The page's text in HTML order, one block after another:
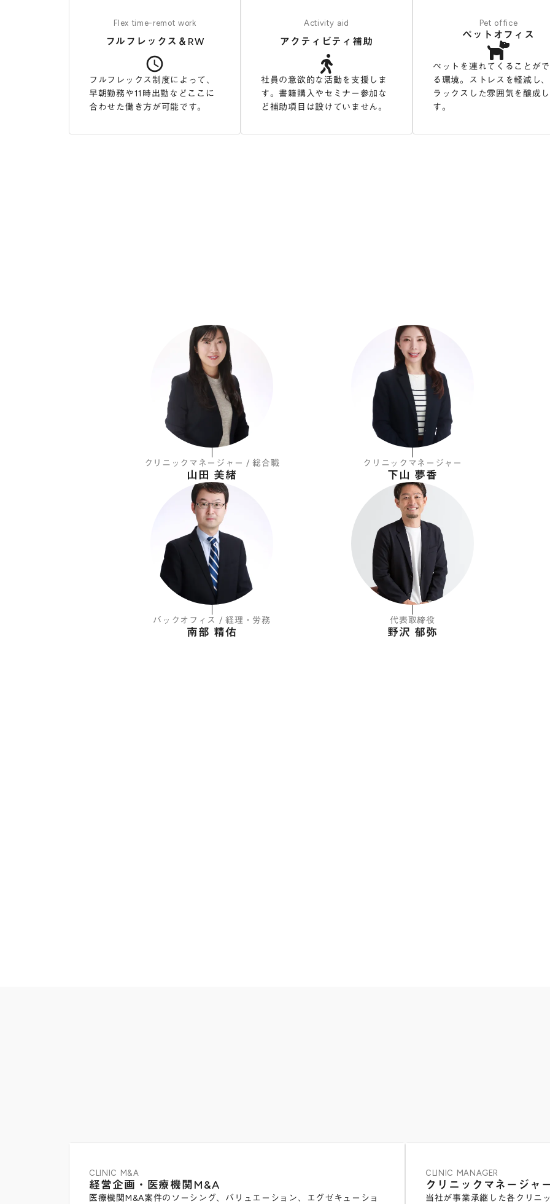
Flex time-remot work
フルフレックス＆RW
access_time
フルフレックス制度によって、
早朝勤務や11時出勤などここに
合わせた働き方が可能です。
Activity aid
アクティビティ補助
社員の意欲的な活動を支援しま
す。書籍購入やセミナー参加な
ど補助項目は設けていません。
Pet office
ペットオフィス
ペットを連れてくることが
る環境。ストレスを軽減し
ラックスした雰囲気を醸成
す。
クリニックマネージャー / 総合職
山田 美緒
クリニックマネージャー
下山 夢香
バックオフィス / 経理・労務
南部 精佑
代表取締役
野沢 郁弥
CLINIC M&A
経営企画・医療機関M&A
医療機関M&A案件のソーシング、バリュエーション、エグゼキューショ
CLINIC MANAGER
クリニックマネージャ
当社が事業承継した各クリニ